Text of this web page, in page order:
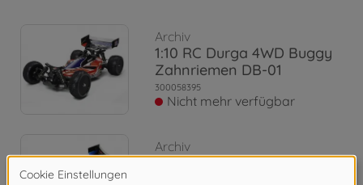
Archiv
1:10 RC Durga 4WD Buggy
Zahnriemen DB-01
300058395
Nicht mehr verfügbar
Archiv
1:10 RC Baldre 4WD Buggy